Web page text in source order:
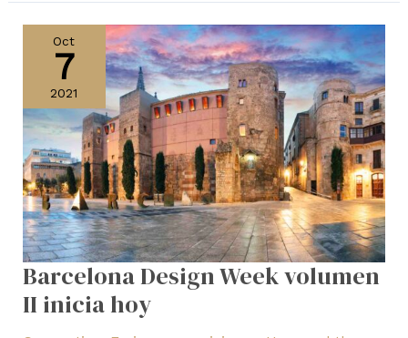
Oct
7
2021
Barcelona Design Week volumen
II inicia hoy
Design
Week
volumen
II
inicia
hoy